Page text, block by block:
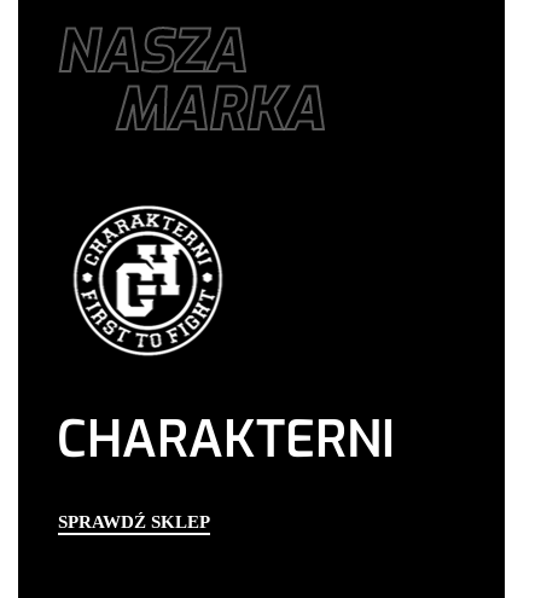
NASZA
MARKA
CHARAKTERNI
SPRAWDŹ SKLEP